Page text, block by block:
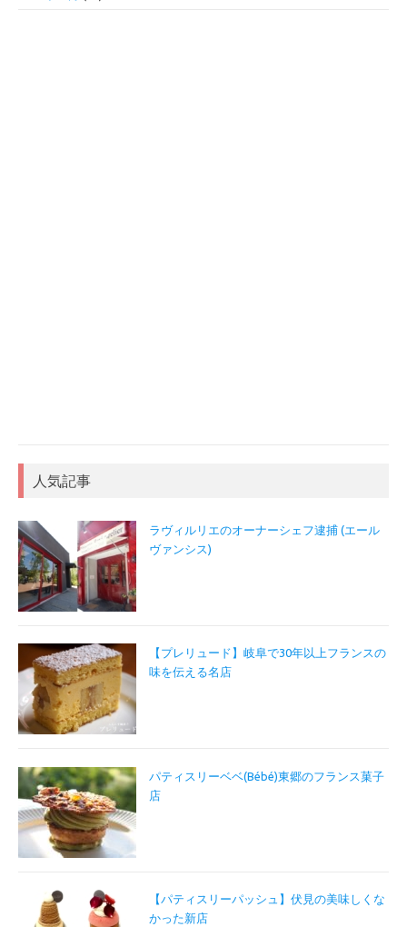
人気記事
ラヴィルリエのオーナーシェフ逮捕 (エール
ヴァンシス)
【プレリュード】岐阜で30年以上フランスの
味を伝える名店
パティスリーベベ(Bébé)東郷のフランス菓子
店
【パティスリーパッシュ】伏見の美味しくな
かった新店